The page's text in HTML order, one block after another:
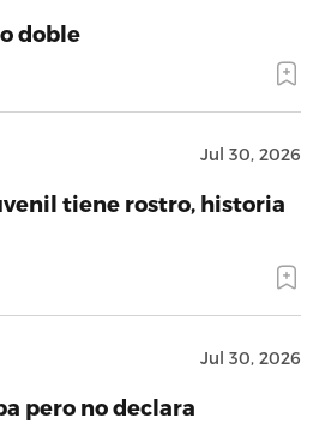
doble
Jul 30, 2026
tiene rostro, historia
Jul 30, 2026
pero no declara